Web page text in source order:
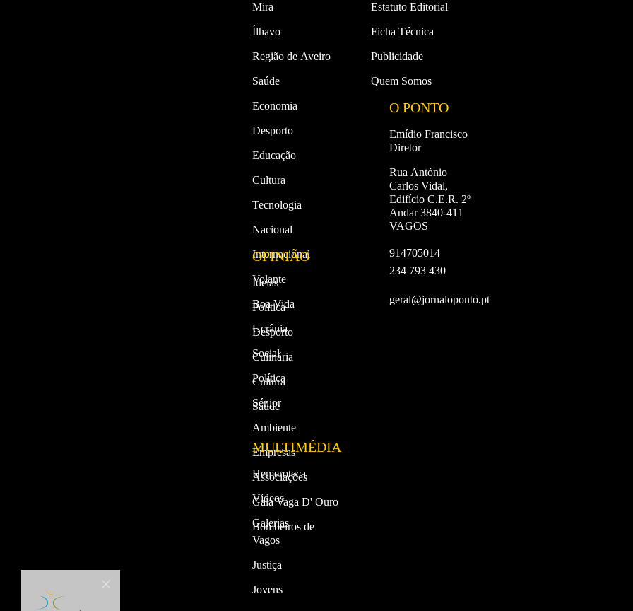
Mira
Ílhavo
Região de Aveiro
Saúde
Economia
Desporto
Educação
Cultura
Tecnologia
Nacional
Internacional
Volante
Boa Vida
Ucrânia
Social
Política
Sénior
Ambiente
Empresas
Associações
Gala Vaga D' Ouro
Bombeiros de
Vagos
Justiça
Jovens
OPINIÃO
Ideias
Política
Desporto
Culinária
Cultura
Saúde
MULTIMÉDIA
Hemeroteca
Vídeos
Galerias
Estatuto Editorial
Ficha Técnica
Publicidade
Quem Somos
O PONTO
Emídio Francisco
Diretor
Rua António
Carlos Vidal,
Edifício C.E.R. 2º
Andar 3840-411
VAGOS
914705014
234 793 430
geral@jornaloponto.pt